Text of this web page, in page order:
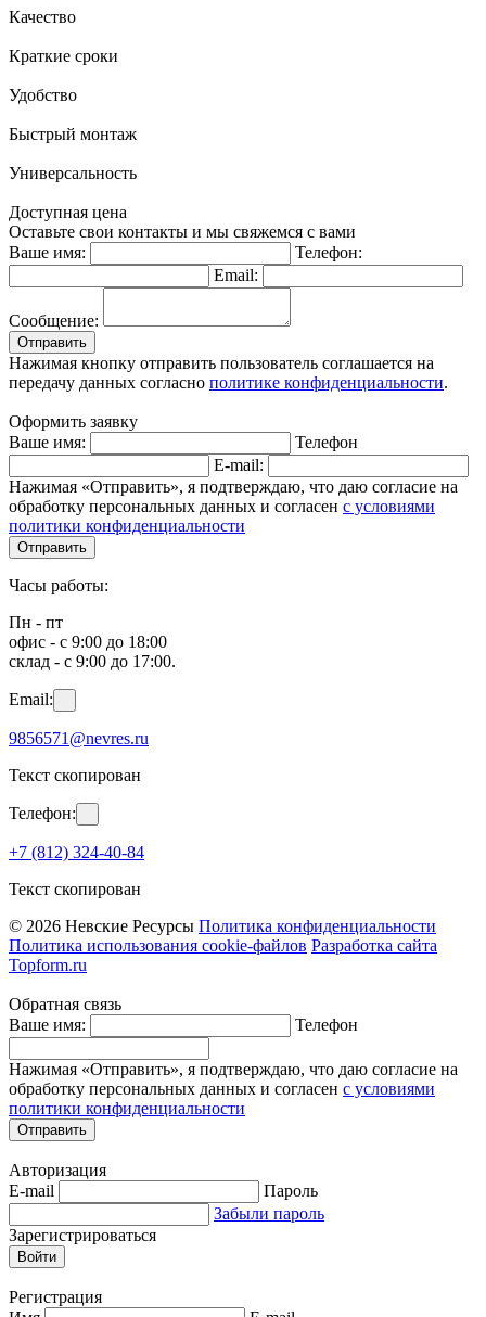
Качество
Краткие сроки
Удобство
Быстрый монтаж
Универсальность
Доступная цена
Оставьте свои контакты и мы свяжемся с вами
Ваше имя:
Телефон:
Email:
Сообщение:
Отправить
Нажимая кнопку отправить пользователь соглашается на
передачу данных согласно политике конфиденциальности.
Оформить заявку
Ваше имя:
Телефон
E-mail:
Нажимая «Отправить», я подтверждаю, что даю согласие на
обработку персональных данных и согласен с условиями
политики конфиденциальности
Отправить
Часы работы:
Пн - пт
офис - с 9:00 до 18:00
склад - с 9:00 до 17:00.
Email:
9856571@nevres.ru
Текст скопирован
Телефон:
+7 (812) 324-40-84
Текст скопирован
© 2026 Невские Ресурсы Политика конфиденциальности
Политика использования cookie-файлов Разработка сайта
Topform.ru
Обратная связь
Ваше имя:
Телефон
Нажимая «Отправить», я подтверждаю, что даю согласие на
обработку персональных данных и согласен с условиями
политики конфиденциальности
Отправить
Авторизация
E-mail
Пароль
Забыли пароль
Зарегистрироваться
Войти
Регистрация